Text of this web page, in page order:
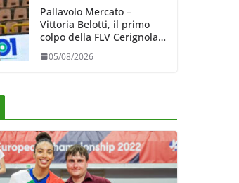
Pallavolo Mercato –
Vittoria Belotti, il primo
colpo della FLV Cerignola:
esperienza e qualità al
centro
05/08/2026